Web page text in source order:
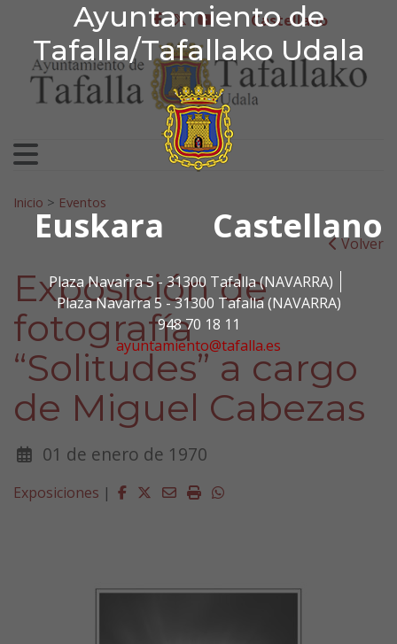
Ayuntamiento de
Tafalla/Tafallako Udala
Euskara Castellano
Plaza Navarra 5 - 31300 Tafalla (NAVARRA)
Plaza Navarra 5 - 31300 Tafalla (NAVARRA)
948 70 18 11
ayuntamiento@tafalla.es
Ir al contenido
Ayuntamiento de
facebook
twitter
youtubeCastellano
Search for:
Inicio > Eventos
Volver
Exposición de
fotografía
“Solitudes” a cargo
de Miguel Cabezas
01 de enero de 1970
Exposiciones | Facebook
Twitter
EmailImprimirWhatsapp